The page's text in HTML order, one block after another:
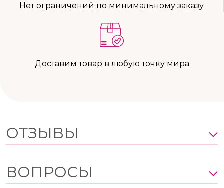
Нет ограничений по минимальному заказу
Доставим товар в любую точку мира
ОТЗЫВЫ
ВОПРОСЫ